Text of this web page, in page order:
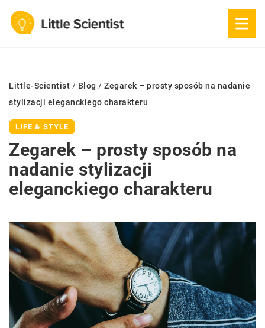
Little-Scientist / Blog / Zegarek – prosty sposób na nadanie
stylizacji eleganckiego charakteru
LIFE & STYLE
Zegarek – prosty sposób na
nadanie stylizacji
eleganckiego charakteru